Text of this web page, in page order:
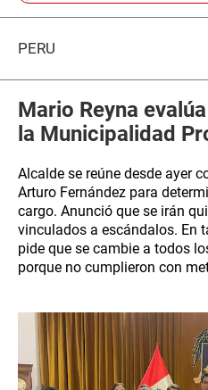
PERÚ
Mario Reyna
la Municipalidad
Alcalde se reúne desde ayer
Arturo Fernández para
cargo. Anunció que se irán
vinculados a escándalos. En
pide que se cambie a todos
porque no cumplieron con